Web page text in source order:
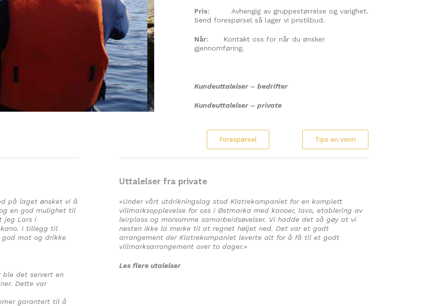
Pris:
Avhengig av gruppestørrelse og varighet.
Send forespørsel så lager vi pristilbud.
Når: Kontakt oss for når du ønsker
gjennomføring.
Kundeuttalelser– bedrifter
Kundeuttalelser– private
Forespørsel Tips en venn
på laget ønsket vi å
en god mulighet til
jeg Lars i
kano. I tillegg til
god mat og drikke
det servert en
Dette var
garantert til å
Uttalelser fra private
«Under vårt utdrikningslag stod Klatrekompaniet for en komplett
villmarksopplevelse for oss i Østmarka med kanoer, lavo, etablering av
leirplass og morsomme samarbeidsøvelser. Vi hadde det så gøy at vi
nesten ikke la merke til at regnet høljet ned. Det var et godt
arrangement der Klatrekompaniet leverte alt for å få til et godt
villmarksarrangement over to dager.»
Les flere utalelser